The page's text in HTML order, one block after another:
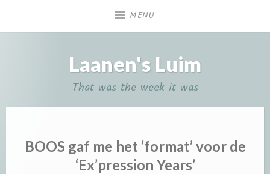
MENU
Laanen's Luim
That was the week it was
BOOS gaf me het ‘format’ voor de
‘Ex’pression Years’